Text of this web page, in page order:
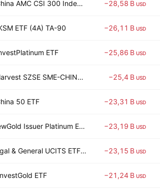
China AMC CSI 300 Index ETF (CN) −28,58 B USD
ETF (4A) TA-90 −26,11 B USD
ETF −25,86 B USD
Harvest SZSE SME-CHINEXT 300 Transactional Open-End Index Fund −25,4 B USD
50 ETF −23,31 B USD
NewGold Issuer Platinum ETF −23,19 B USD
Legal & General UCITS ETF PLC - Cyber Security UCITS ETF −23,15 B USD
ETF −21,24 B USD